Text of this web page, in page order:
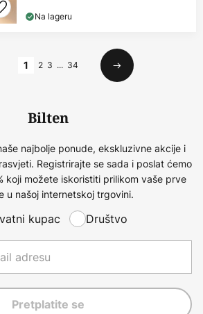
Na lageru
1 2 3 ... 34
Sljedeći
Bilten
najbolje ponude, ekskluzivne akcije i
Registrirajte se sada i poslat ćemo
koji možete iskoristiti prilikom vaše prve
u našoj internetskoj trgovini.
kupac Društvo
Pretplatite se